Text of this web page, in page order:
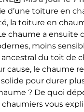
d’une toiture en
la toiture en
chaume a ensuite
moins
ancestral du toit de
cause, le chaume
solide pour durer
? De quoi
chaumiers vous